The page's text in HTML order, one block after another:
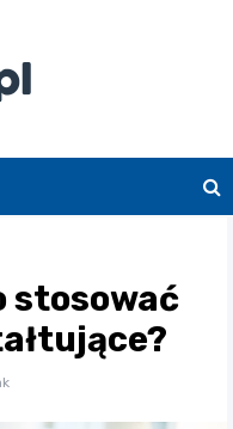
stosować